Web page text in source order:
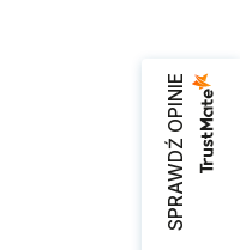
SPRAWDŹ OPINIE